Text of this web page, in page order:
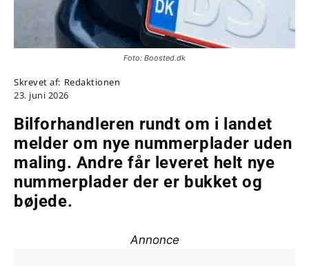
Foto: Boosted.dk
Skrevet af: Redaktionen
23. juni 2026
Bilforhandleren rundt om i landet
melder om nye nummerplader uden
maling. Andre får leveret helt nye
nummerplader der er bukket og
bøjede.
Annonce